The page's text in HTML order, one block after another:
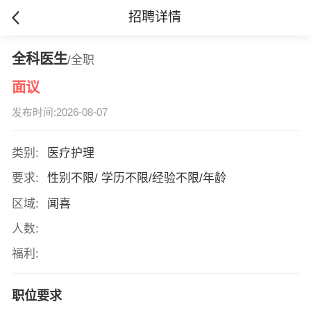
招聘详情
全科医生/全职
面议
发布时间:2026-08-07
类别:
医疗护理
要求:
性别不限/ 学历不限/经验不限/年龄
区域:
闻喜
人数:
福利:
职位要求